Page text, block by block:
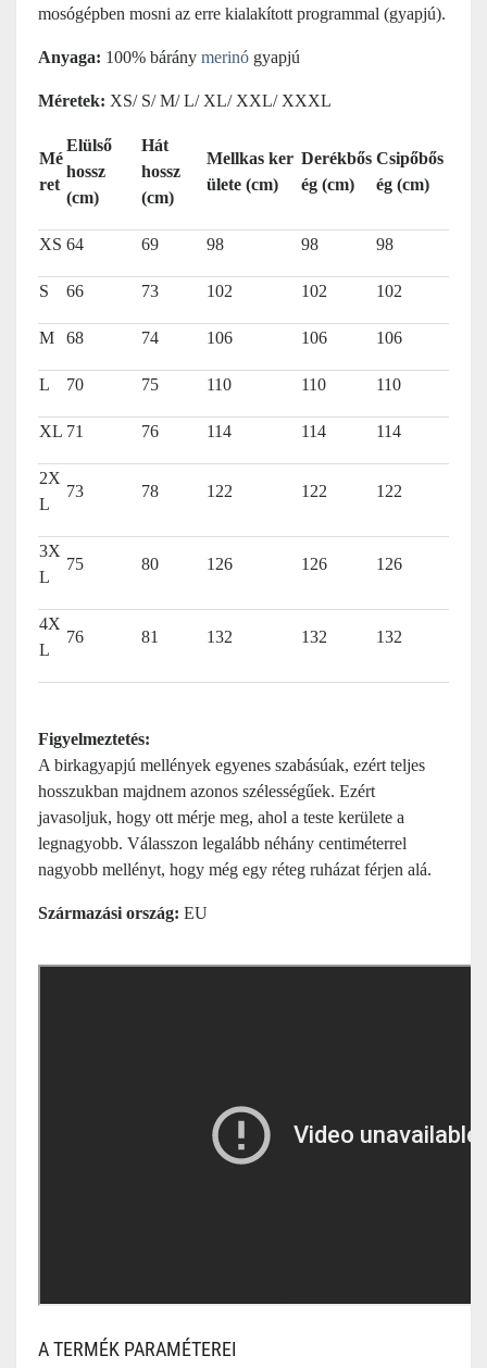
mosógépben mosni az erre kialakított programmal (gyapjú).
Anyaga: 100% bárány merinó gyapjú
Méretek: XS/ S/ M/ L/ XL/ XXL/ XXXL
Mé
ret
Elülső
hossz
(cm)
Hát
hossz
(cm)
Mellkas ker
ülete (cm)
Derékbős
ég (cm)
Csipőbős
ég (cm)
XS 64 69 98 98 98
S 66 73 102 102 102
M 68 74 106 106 106
L 70 75 110 110 110
XL 71 76 114 114 114
2X
L
73 78 122 122 122
3X
L
75 80 126 126 126
4X
L
76 81 132 132 132
Figyelmeztetés:
A birkagyapjú mellények egyenes szabásúak, ezért teljes
hosszukban majdnem azonos szélességűek. Ezért
javasoljuk, hogy ott mérje meg, ahol a teste kerülete a
legnagyobb. Válasszon legalább néhány centiméterrel
nagyobb mellényt, hogy még egy réteg ruházat férjen alá.
Származási ország: EU
A TERMÉK PARAMÉTEREI